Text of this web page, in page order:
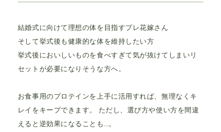
結婚式に向けて理想の体を目指すプレ花嫁さん
そして挙式後も健康的な体を維持したい方
挙式後においしいものを食べすぎて気が抜けてしまいリ
セットが必要になりそうな方へ。
お食事用のプロテインを上手に活用すれば、無理なくキ
レイをキープできます。 ただし、選び方や使い方を間違
えると逆効果になることも…。